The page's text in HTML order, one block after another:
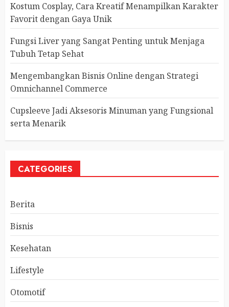
Kostum Cosplay, Cara Kreatif Menampilkan Karakter
Favorit dengan Gaya Unik
Fungsi Liver yang Sangat Penting untuk Menjaga
Tubuh Tetap Sehat
Mengembangkan Bisnis Online dengan Strategi
Omnichannel Commerce
Cupsleeve Jadi Aksesoris Minuman yang Fungsional
serta Menarik
CATEGORIES
Berita
Bisnis
Kesehatan
Lifestyle
Otomotif